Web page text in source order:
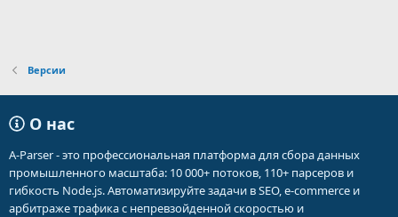
Версии
О нас
A-Parser - это профессиональная платформа для сбора данных
промышленного масштаба: 10 000+ потоков, 110+ парсеров и
гибкость Node.js. Автоматизируйте задачи в SEO, e-commerce и
арбитраже трафика с непревзойденной скоростью и